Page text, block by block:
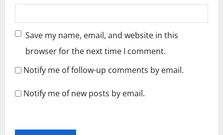
Save my name, email, and website in this
browser for the next time I comment.
Notify me of follow-up comments by email.
Notify me of new posts by email.